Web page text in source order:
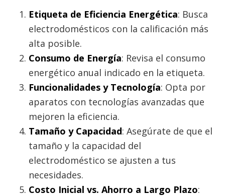
Etiqueta de Eficiencia Energética: Busca
electrodomésticos con la calificación más
alta posible.
Consumo de Energía: Revisa el consumo
energético anual indicado en la etiqueta.
Funcionalidades y Tecnología: Opta por
aparatos con tecnologías avanzadas que
mejoren la eficiencia.
Tamaño y Capacidad: Asegúrate de que el
tamaño y la capacidad del
electrodoméstico se ajusten a tus
necesidades.
Costo Inicial vs. Ahorro a Largo Plazo: